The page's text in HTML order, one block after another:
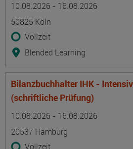
10.08.2026 - 16.08.2026
50825 Köln
Vollzeit
Blended Learning
Bilanzbuchhalter IHK -
(schriftliche Prüfung)
10.08.2026 - 16.08.2026
20537 Hamburg
Vollzeit